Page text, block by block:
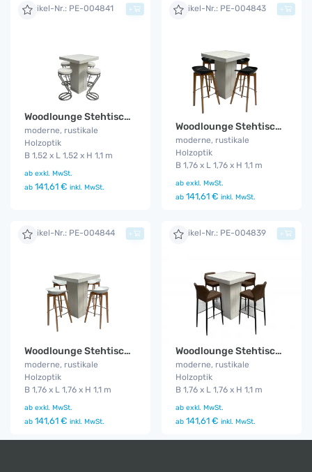
Artikel-Nr.: PE-004841
Woodlounge Stehtischset Z-weiß 4P.
moderne, rustikale
Holzoptik
B 1,52 x L 1,52 x H 1,1 m
ab exkl. MwSt.
ab 141,61 € inkl. MwSt.
+ Artikel-Nr.: PE-004843
Woodlounge Stehtischset Keeve schwarz flach 4P.
moderne, rustikale
Holzoptik
B 1,76 x L 1,76 x H 1,1 m
ab exkl. MwSt.
ab 141,61 € inkl. MwSt.
+
Artikel-Nr.: PE-004844
Woodlounge Stehtischset Keeve weiß flach 4P.
moderne, rustikale
Holzoptik
B 1,76 x L 1,76 x H 1,1 m
ab exkl. MwSt.
ab 141,61 € inkl. MwSt.
+ Artikel-Nr.: PE-004839
Woodlounge Stehtischset Cognac 4P.
moderne, rustikale
Holzoptik
B 1,76 x L 1,76 x H 1,1 m
ab exkl. MwSt.
ab 141,61 € inkl. MwSt.
+